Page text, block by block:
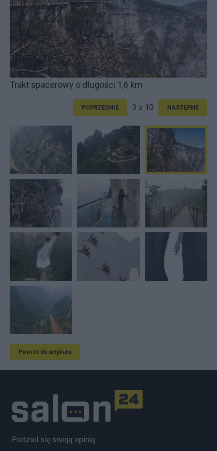
Trakt spacerowy o długości 1,6 km
POPRZEDNIE 3 z 10 NASTĘPNE
Powrót do artykułu
Podziel się swoją opinią